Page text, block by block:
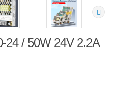
24 / 50W 24V 2.2A